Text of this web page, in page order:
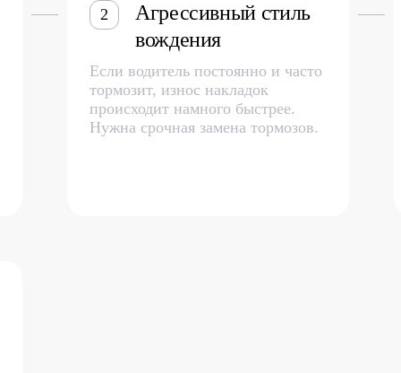
2
Агрессивный стиль
вождения
Если водитель постоянно и часто
тормозит, износ накладок
происходит намного быстрее.
Нужна срочная замена тормозов.